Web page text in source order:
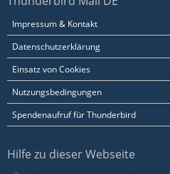
Impressum & Kontakt
Datenschutzerklärung
Einsatz von Cookies
Nutzungsbedingungen
Spendenaufruf für Thunderbird
Hilfe zu dieser Webseite